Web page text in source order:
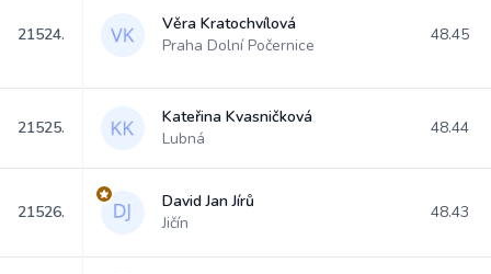
21524.
Věra Kratochvílová
Praha Dolní Počernice
48.45
21525.
Kateřina Kvasničková
Lubná
48.44
21526.
David Jan Jírů
Jičín
48.43